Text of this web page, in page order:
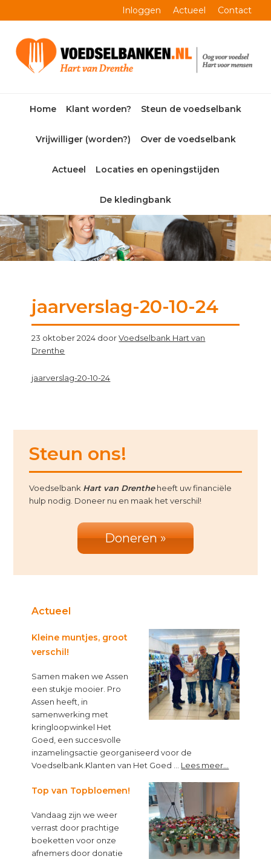
to
navigation
to
content
to
sidebar
to
Inloggen Actueel Contact
Home Klant worden? Steun de voedselbank
Vrijwilliger (worden?) Over de voedselbank
Actueel Locaties en openingstijden
De kledingbank
jaarverslag-20-10-24
23 oktober 2024 doorVoedselbank Hart van
Drenthe
jaarverslag-20-10-24
Primary
Sidebar
Steun ons!
Voedselbank Hart van Drentheheeft uw financiële
hulp nodig. Doneer nu en maak het verschil!
Doneren »
Actueel
Kleine muntjes, groot
verschil!
Samen maken we Assen
een stukje mooier. Pro
Assen heeft, in
samenwerking met
kringloopwinkel Het
Goed, een succesvolle
inzamelingsactie georganiseerd voor de
Voedselbank.Klanten van Het Goed … Lees meer...
muntjes,
groot
verschil!
Top van Topbloemen!
Vandaag zijn we weer
verrast door prachtige
boeketten voor onze
afnemers door donatie